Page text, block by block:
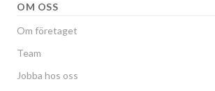
OM OSS
Om företaget
Team
Jobba hos oss